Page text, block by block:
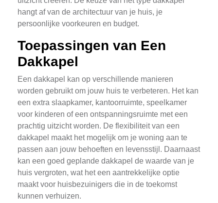
hangt af van de architectuur van je huis, je
persoonlijke voorkeuren en budget.
Toepassingen van Een
Dakkapel
Een dakkapel kan op verschillende manieren
worden gebruikt om jouw huis te verbeteren. Het kan
een extra slaapkamer, kantoorruimte, speelkamer
voor kinderen of een ontspanningsruimte met een
prachtig uitzicht worden. De flexibiliteit van een
dakkapel maakt het mogelijk om je woning aan te
passen aan jouw behoeften en levensstijl. Daarnaast
kan een goed geplande dakkapel de waarde van je
huis vergroten, wat het een aantrekkelijke optie
maakt voor huisbezuinigers die in de toekomst
kunnen verhuizen.